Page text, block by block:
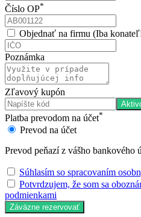
Číslo OP*
Objednať na firmu (Iba
Poznámka
Zľavový kupón
Platba prevodom na účet*
Prevod na účet
Prevod peňazí z vášho bankového
Súhlasím so spracovaním
Potvrdzujem, že som sa
podmienkami
Záväzne rezervovať